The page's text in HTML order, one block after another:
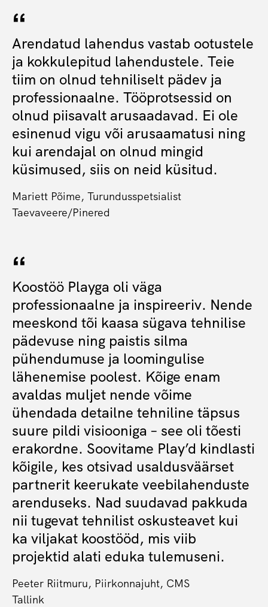
Arendatud lahendus vastab ootustele
ja kokkulepitud lahendustele. Teie
tiim on olnud tehniliselt pädev ja
professionaalne. Tööprotsessid on
olnud piisavalt arusaadavad. Ei ole
esinenud vigu või arusaamatusi ning
kui arendajal on olnud mingid
küsimused, siis on neid küsitud.
Mariett Põime, Turundusspetsialist
Taevaveere/Pinered
Koostöö Playga oli väga
professionaalne ja inspireeriv. Nende
meeskond tõi kaasa sügava tehnilise
pädevuse ning paistis silma
pühendumuse ja loomingulise
lähenemise poolest. Kõige enam
avaldas muljet nende võime
ühendada detailne tehniline täpsus
suure pildi visiooniga – see oli tõesti
erakordne. Soovitame Play’d kindlasti
kõigile, kes otsivad usaldusväärset
partnerit keerukate veebilahenduste
arenduseks. Nad suudavad pakkuda
nii tugevat tehnilist oskusteavet kui
ka viljakat koostööd, mis viib
projektid alati eduka tulemuseni.
Peeter Riitmuru, Piirkonnajuht, CMS
Tallink